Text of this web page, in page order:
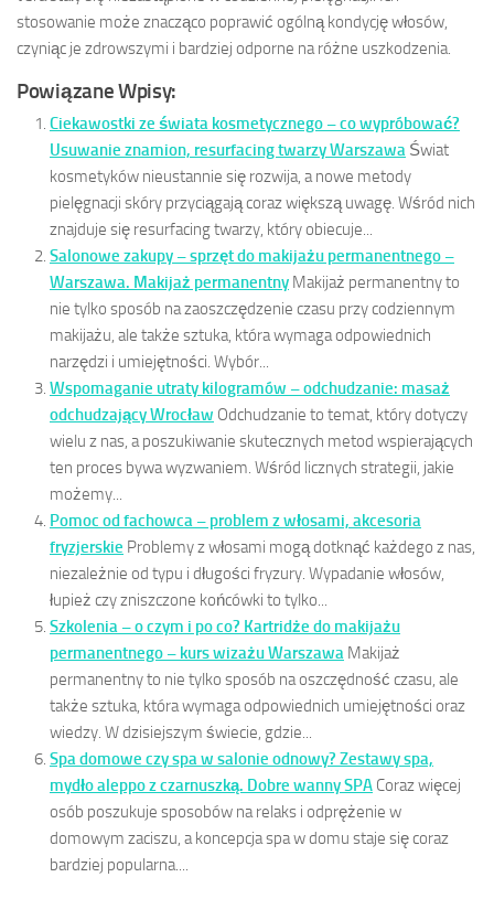
stosowanie może znacząco poprawić ogólną kondycję włosów,
czyniąc je zdrowszymi i bardziej odporne na różne uszkodzenia.
Powiązane Wpisy:
Ciekawostki ze świata kosmetycznego – co wypróbować?
Usuwanie znamion, resurfacing twarzy Warszawa Świat
kosmetyków nieustannie się rozwija, a nowe metody
pielęgnacji skóry przyciągają coraz większą uwagę. Wśród nich
znajduje się resurfacing twarzy, który obiecuje...
Salonowe zakupy – sprzęt do makijażu permanentnego –
Warszawa. Makijaż permanentny Makijaż permanentny to
nie tylko sposób na zaoszczędzenie czasu przy codziennym
makijażu, ale także sztuka, która wymaga odpowiednich
narzędzi i umiejętności. Wybór...
Wspomaganie utraty kilogramów – odchudzanie: masaż
odchudzający Wrocław Odchudzanie to temat, który dotyczy
wielu z nas, a poszukiwanie skutecznych metod wspierających
ten proces bywa wyzwaniem. Wśród licznych strategii, jakie
możemy...
Pomoc od fachowca – problem z włosami, akcesoria
fryzjerskie Problemy z włosami mogą dotknąć każdego z nas,
niezależnie od typu i długości fryzury. Wypadanie włosów,
łupież czy zniszczone końcówki to tylko...
Szkolenia – o czym i po co? Kartridże do makijażu
permanentnego – kurs wizażu Warszawa Makijaż
permanentny to nie tylko sposób na oszczędność czasu, ale
także sztuka, która wymaga odpowiednich umiejętności oraz
wiedzy. W dzisiejszym świecie, gdzie...
Spa domowe czy spa w salonie odnowy? Zestawy spa,
mydło aleppo z czarnuszką. Dobre wanny SPA Coraz więcej
osób poszukuje sposobów na relaks i odprężenie w
domowym zaciszu, a koncepcja spa w domu staje się coraz
bardziej popularna....